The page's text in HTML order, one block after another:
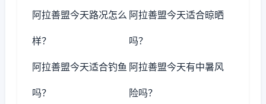
阿拉善盟今天路况怎么
样？
阿拉善盟今天适合晾晒
吗？
阿拉善盟今天适合钓鱼
吗？
阿拉善盟今天有中暑风
险吗？